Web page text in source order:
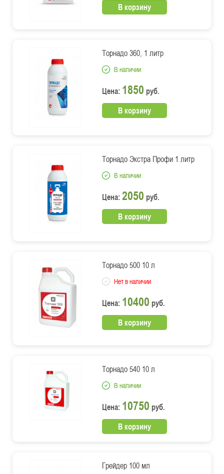
В корзину
Торнадо 360, 1 литр
В наличии
Цена: 1850 руб.
В корзину
Торнадо Экстра Профи 1 литр
В наличии
Цена: 2050 руб.
В корзину
Торнадо 500 10 л
Нет в наличии
Цена: 10400 руб.
В корзину
Торнадо 540 10 л
В наличии
Цена: 10750 руб.
В корзину
Грейдер 100 мл